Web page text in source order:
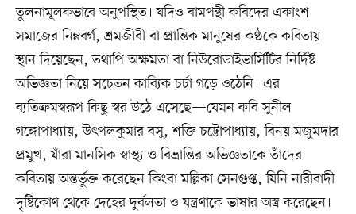
তুলনামূলকভাবে অনুপস্থিত। যদিও বামপন্থী কবিদের একাংশ
সমাজের নিম্নবর্গ, শ্রমজীবী বা প্রান্তিক মানুষের কণ্ঠকে কবিতায়
স্থান দিয়েছেন, তথাপি অক্ষমতা বা নিউরোডাইভার্সিটির নির্দিষ্ট
অভিজ্ঞতা নিয়ে সচেতন কাব্যিক চর্চা গড়ে ওঠেনি। এর
ব্যতিক্রমস্বরূপ কিছু স্বর উঠে এসেছে—যেমন কবি সুনীল
গঙ্গোপাধ্যায়, উৎপলকুমার বসু, শক্তি চট্টোপাধ্যায়, বিনয় মজুমদার
প্রমুখ, যাঁরা মানসিক স্বাস্থ্য ও বিভ্রান্তির অভিজ্ঞতাকে তাঁদের
কবিতায় অন্তর্ভুক্ত করেছেন কিংবা মল্লিকা সেনগুপ্ত, যিনি নারীবাদী
দৃষ্টিকোণ থেকে দেহের দুর্বলতা ও যন্ত্রণাকে ভাষার অস্ত্র করেছেন।